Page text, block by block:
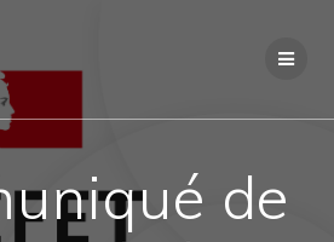
de